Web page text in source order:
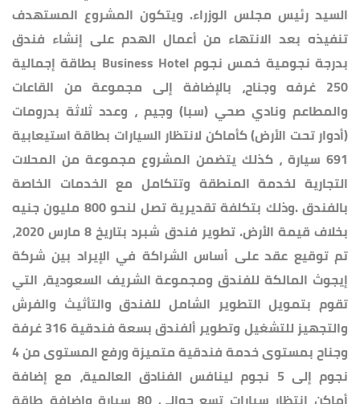
السيد رئيس مجلس الوزراء. ويتكون المشروع المستهدف
تنفيذه بعد الانتهاء من أعمال الهدم على إنشاء فندق
بدرجة نجومية خمس نجوم Business Hotel بطاقة إجمالية
250 غرفه وجناح، بالإضافة إلى مجموعة من القاعات
والمطاعم ونادي صحي (سبا) وجيم ، وعدد ثلاثة بدرومات
(أدوار تحت الأرض) كأماكن لانتظار السيارات بطاقة استيعابية
691 سيارة ، كذلك يتضمن المشروع مجموعة من المحلات
التجارية لخدمة المنطقة وتتكامل مع الخدمات الخاصة
بالفندق .وذلك بتكلفة تقديرية تصل لنحو 800 مليون جنيه
بخلاف قيمة الأرض. تطوير فندق شبرد بتاريخ 8 مارس 2020،
تم توقيع عقد على أساس الشراكة في الإيراد بين شركة
إيجوث المالكة للفندق ومجموعة الشريف السعودية، التي
تقوم بتمويل التطوير الشامل للفندق والتأثيث والفرش
والتجهيز للتشغيل وتطوير ألفندق بسعة فندقية 316 غرفة
وجناح بمستوى خدمة فندقية متميزة ورفع المستوى من 4
نجوم إلى 5 نجوم لينافس الفنادق العالمية، مع إضافة